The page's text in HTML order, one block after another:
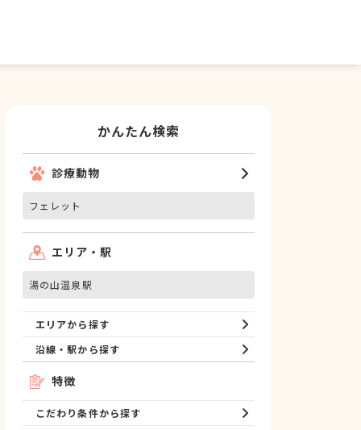
かんたん検索
診療動物
フェレット
エリア・駅
湯の山温泉駅
エリアから探す
沿線・駅から探す
特徴
こだわり条件から探す